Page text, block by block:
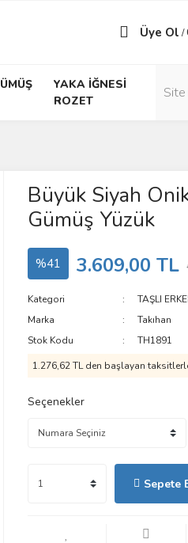
Üye Ol /
YAKA İĞNESİ
ROZET
Büyük Siyah
Gümüş Yüzük
%41 3.609,00 TL
Kategori
TAŞLI
Marka
Takıhan
Stok Kodu
TH1891
1.276,62 TL den başlayan
Seçenekler
Sepete